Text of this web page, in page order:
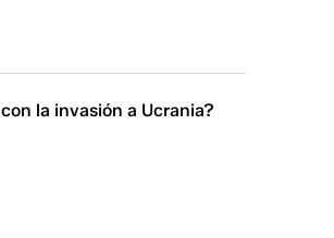
la invasión a Ucrania?